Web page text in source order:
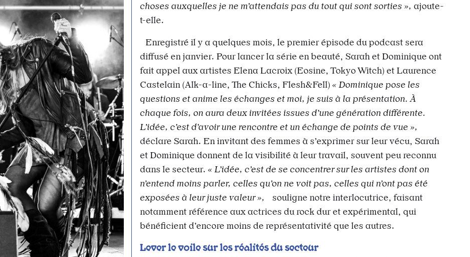
choses auxquelles je ne m’attendais pas du tout qui sont sorties », ajoute-
t-elle.
Enregistré il y a quelques mois, le premier épisode du podcast sera
diffusé en janvier. Pour lancer la série en beauté, Sarah et Dominique ont
fait appel aux artistes Elena Lacroix (Eosine, Tokyo Witch) et Laurence
Castelain (Alk-a-line, The Chicks, Flesh&Fell)« Dominique pose les
questions et anime les échanges et moi, je suis à la présentation. À
chaque fois, on aura deux invitées issues d’une génération différente.
L’idée, c’est d’avoir une rencontre et un échange de points de vue »,
déclare Sarah. En invitant des femmes à s’exprimer sur leur vécu, Sarah
et Dominique donnent de la visibilité à leur travail, souvent peu reconnu
dans le secteur. « L’idée, c’est de se concentrer sur les artistes dont on
n’entend moins parler, celles qu’on ne voit pas, celles qui n’ont pas été
exposées à leur juste valeur », souligne notre interlocutrice, faisant
notamment référence aux actrices du rock dur et expérimental, qui
bénéficient d’encore moins de représentativité que les autres.
Lever le voile sur les réalités du secteur